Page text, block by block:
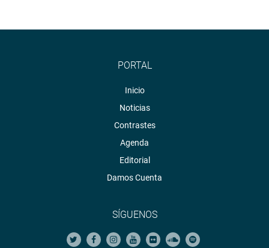
PORTAL
Inicio
Noticias
Contrastes
Agenda
Editorial
Damos Cuenta
SÍGUENOS